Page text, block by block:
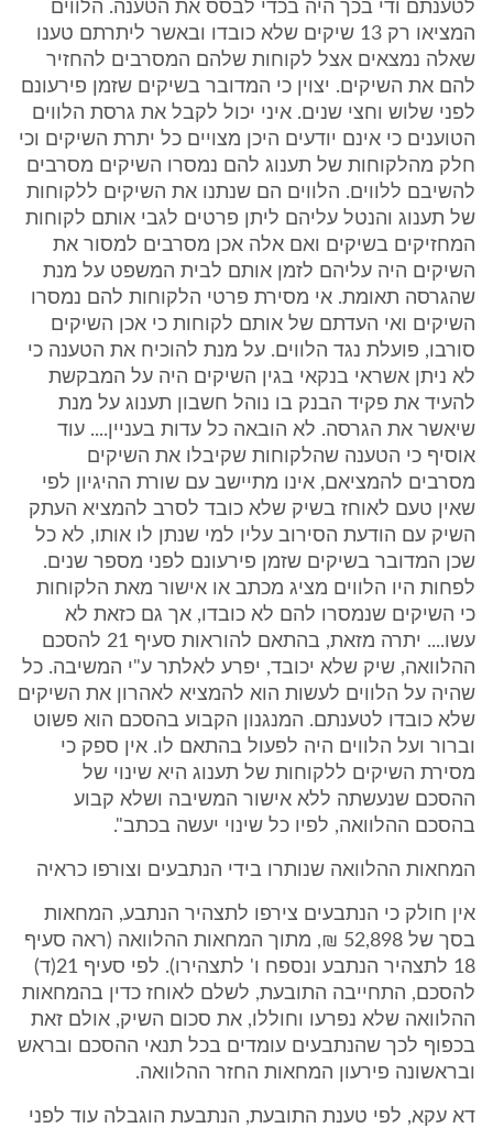
לטענתם ודי בכך היה בכדי לבסס את הטענה. הלווים
המציאו רק 13 שיקים שלא כובדו ובאשר ליתרתם טענו
שאלה נמצאים אצל לקוחות שלהם המסרבים להחזיר
להם את השיקים. יצוין כי המדובר בשיקים שזמן פירעונם
לפני שלוש וחצי שנים. איני יכול לקבל את גרסת הלווים
הטוענים כי אינם יודעים היכן מצויים כל יתרת השיקים וכי
חלק מהלקוחות של תענוג להם נמסרו השיקים מסרבים
להשיבם ללווים. הלווים הם שנתנו את השיקים ללקוחות
של תענוג והנטל עליהם ליתן פרטים לגבי אותם לקוחות
המחזיקים בשיקים ואם אלה אכן מסרבים למסור את
השיקים היה עליהם לזמן אותם לבית המשפט על מנת
שהגרסה תאומת. אי מסירת פרטי הלקוחות להם נמסרו
השיקים ואי העדתם של אותם לקוחות כי אכן השיקים
סורבו, פועלת נגד הלווים. על מנת להוכיח את הטענה כי
לא ניתן אשראי בנקאי בגין השיקים היה על המבקשת
להעיד את פקיד הבנק בו נוהל חשבון תענוג על מנת
שיאשר את הגרסה. לא הובאה כל עדות בעניין.... עוד
אוסיף כי הטענה שהלקוחות שקיבלו את השיקים
מסרבים להמציאם, אינו מתיישב עם שורת ההיגיון לפי
שאין טעם לאוחז בשיק שלא כובד לסרב להמציא העתק
השיק עם הודעת הסירוב עליו למי שנתן לו אותו, לא כל
שכן המדובר בשיקים שזמן פירעונם לפני מספר שנים.
לפחות היו הלווים מציג מכתב או אישור מאת הלקוחות
כי השיקים שנמסרו להם לא כובדו, אך גם כזאת לא
עשו.... יתרה מזאת, בהתאם להוראות סעיף 21 להסכם
ההלוואה, שיק שלא יכובד, יפרע לאלתר ע"י המשיבה. כל
שהיה על הלווים לעשות הוא להמציא לאהרון את השיקים
שלא כובדו לטענתם. המנגנון הקבוע בהסכם הוא פשוט
וברור ועל הלווים היה לפעול בהתאם לו. אין ספק כי
מסירת השיקים ללקוחות של תענוג היא שינוי של
ההסכם שנעשתה ללא אישור המשיבה ושלא קבוע
בהסכם ההלוואה, לפיו כל שינוי יעשה בכתב".
המחאות ההלוואה שנותרו בידי הנתבעים וצורפו כראיה
אין חולק כי הנתבעים צירפו לתצהיר הנתבע, המחאות
בסך של 52,898 ₪, מתוך המחאות ההלוואה (ראה סעיף
18 לתצהיר הנתבע ונספח ו' לתצהירו). לפי סעיף 21(ד)
להסכם, התחייבה התובעת, לשלם לאוחז כדין בהמחאות
ההלוואה שלא נפרעו וחוללו, את סכום השיק, אולם זאת
בכפוף לכך שהנתבעים עומדים בכל תנאי ההסכם ובראש
ובראשונה פירעון המחאות החזר ההלוואה.
דא עקא, לפי טענת התובעת, הנתבעת הוגבלה עוד לפני